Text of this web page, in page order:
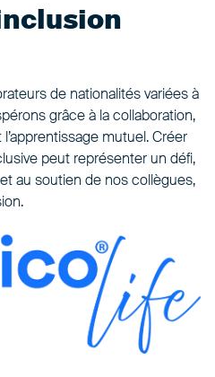
de nationalités variées à
grâce à la collaboration,
mutuel. Créer
peut représenter un défi,
au soutien de nos collègues,